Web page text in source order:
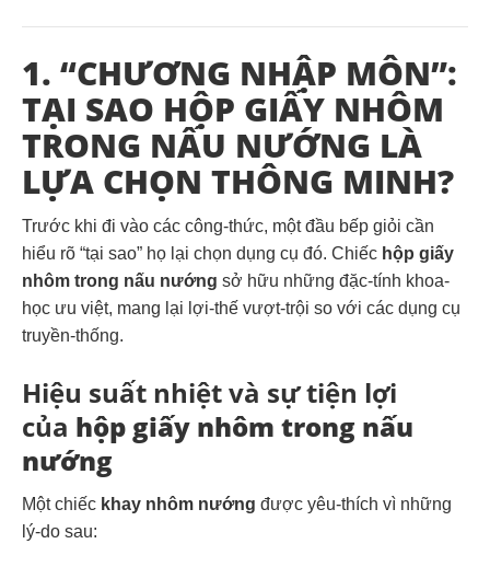
1. “CHƯƠNG NHẬP MÔN”:
TẠI SAO HỘP GIẤY NHÔM
TRONG NẤU NƯỚNG LÀ
LỰA CHỌN THÔNG MINH?
Trước khi đi vào các công-thức, một đầu bếp giỏi cần
hiểu rõ “tại sao” họ lại chọn dụng cụ đó. Chiếc hộp giấy
nhôm trong nấu nướng sở hữu những đặc-tính khoa-
học ưu việt, mang lại lợi-thế vượt-trội so với các dụng cụ
truyền-thống.
Hiệu suất nhiệt và sự tiện lợi
của hộp giấy nhôm trong nấu
nướng
Một chiếc khay nhôm nướng được yêu-thích vì những
lý-do sau: